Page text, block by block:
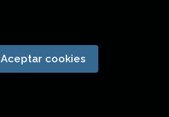
Aceptar cookies